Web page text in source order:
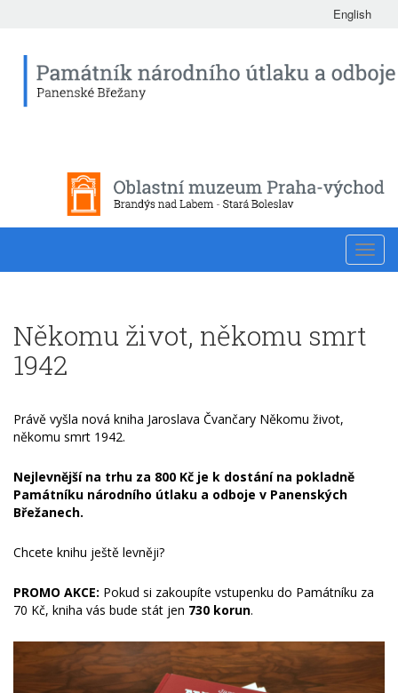
English
Někomu život, někomu smrt
1942
Právě vyšla nová kniha Jaroslava Čvančary Někomu život,
někomu smrt 1942.
Nejlevnější na trhu za 800 Kč je k dostání na pokladně
Památníku národního útlaku a odboje v Panenských
Břežanech.
Chcete knihu ještě levněji?
PROMO AKCE: Pokud si zakoupíte vstupenku do Památníku za
70 Kč, kniha vás bude stát jen 730 korun.